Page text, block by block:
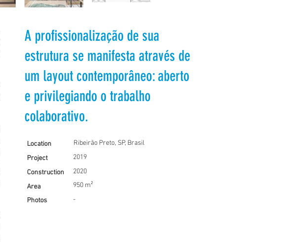
A profissionalização de sua
estrutura se manifesta através de
um layout contemporâneo: aberto
e privilegiando o trabalho
colaborativo.
Location
Ribeirão Preto, SP, Brasil
Project
2019
Construction
2020
Area
950 m²
Photos
-